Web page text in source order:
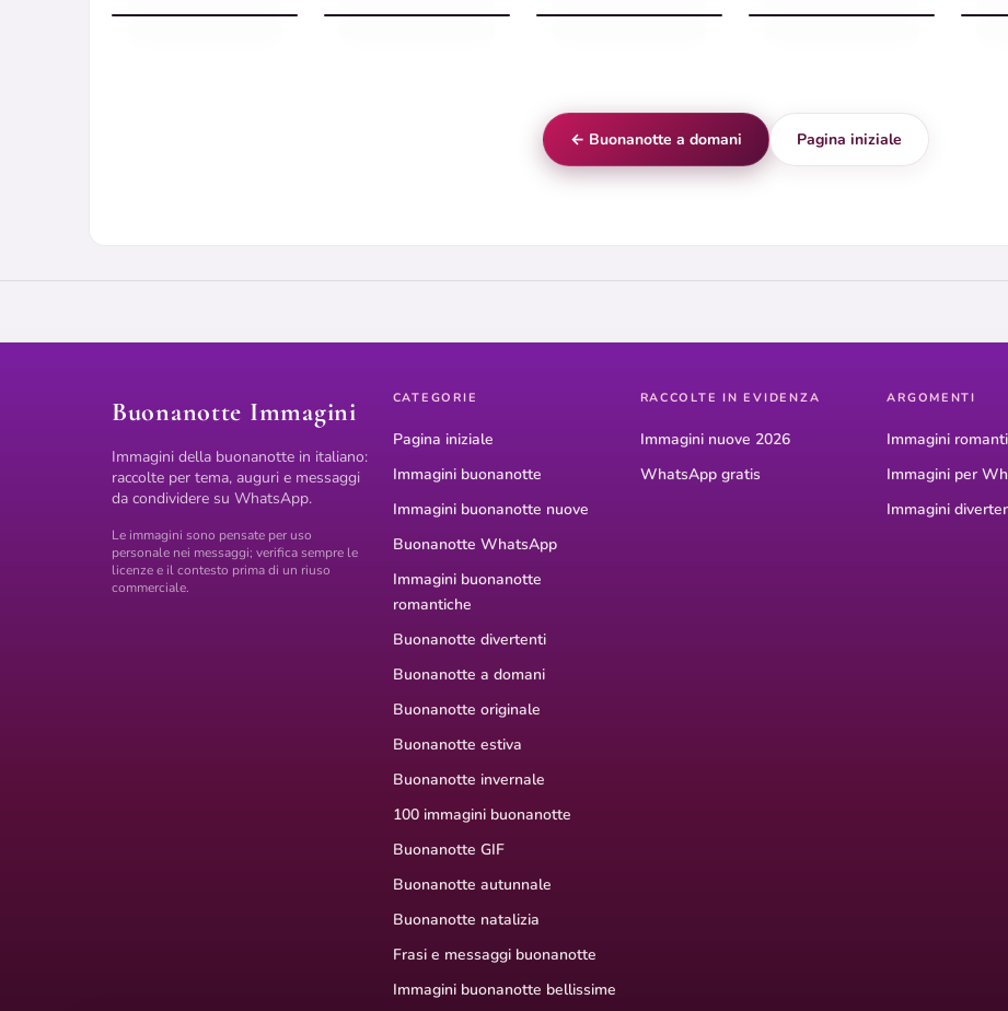
← Buonanotte a domani Pagina iniziale
Buonanotte Immagini
Immagini della buonanotte in italiano:
raccolte per tema, auguri e messaggi
da condividere su WhatsApp.
Le immagini sono pensate per uso
personale nei messaggi; verifica sempre le
licenze e il contesto prima di un riuso
commerciale.
CATEGORIE
Pagina iniziale
Immagini buonanotte
Immagini buonanotte nuove
Buonanotte WhatsApp
Immagini buonanotte
romantiche
Buonanotte divertenti
Buonanotte a domani
Buonanotte originale
Buonanotte estiva
Buonanotte invernale
100 immagini buonanotte
Buonanotte GIF
Buonanotte autunnale
Buonanotte natalizia
Frasi e messaggi buonanotte
Immagini buonanotte bellissime
RACCOLTE IN EVIDENZA
Immagini nuove 2026
WhatsApp gratis
ARGOMENTI
Immagini
Immagini per
Immagini